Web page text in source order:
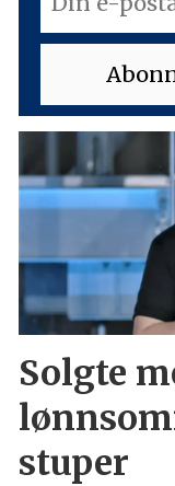
Solgte
stuper